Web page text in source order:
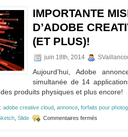
IMPORTANTE
D’ADOBE
(ET PLUS)!
juin 18th, 2014
Aujourd’hui, Adobe
simultanée de 14
produits physiques et plus encore!
adobe creative cloud annonce forfaits pour
Slide Commentaires fermés
mise